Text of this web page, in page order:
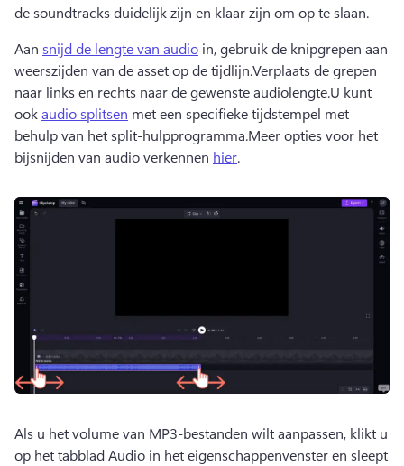
de soundtracks duidelijk zijn en klaar zijn om op te slaan.
Aan snijd de lengte van audio in, gebruik de knipgrepen aan
weerszijden van de asset op de tijdlijn.Verplaats de grepen
naar links en rechts naar de gewenste audiolengte.U kunt
ook audio splitsen met een specifieke tijdstempel met
behulp van het split-hulpprogramma.Meer opties voor het
bijsnijden van audio verkennen hier.
Als u het volume van MP3-bestanden wilt aanpassen, klikt u
op het tabblad Audio in het eigenschappenvenster en sleept